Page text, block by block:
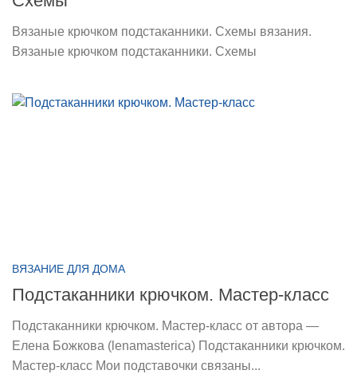
Вязаные крючком подстаканники. Схемы вязания.
Вязаные крючком подстаканники. Схемы
ВЯЗАНИЕ ДЛЯ ДОМА
Подстаканники крючком. Мастер-класс
Подстаканники крючком. Мастер-класс от автора —
Елена Божкова (lenamasterica) Подстаканники крючком.
Мастер-класс Мои подставочки связаны...